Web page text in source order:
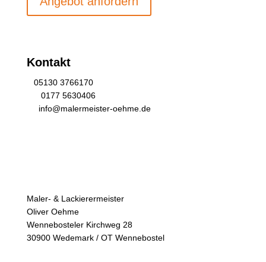
Kontakt
05130 3766170
0177 5630406
info@malermeister-oehme.de
Maler- & Lackierermeister
Oliver Oehme
Wennebosteler Kirchweg 28
30900 Wedemark / OT Wennebostel